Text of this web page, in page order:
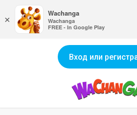
Вход или
×
Wachanga
Wachanga
FREE - In Google Play